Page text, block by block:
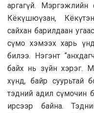
аргагүй.
Кёкүшюүзан,
сайхан барилдаан
сүмо хэмээх харь
билээ. Нэгэнт
байх нь зүйн хэрэг.
хүнд, байр суурьтай
тэдний адил сүмочин
ирсээр байна.